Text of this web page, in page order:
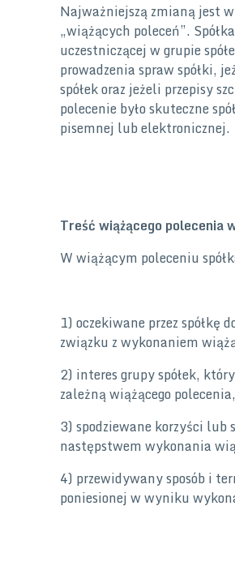
Najważniejszą zmianą jest
„wiążących poleceń”.
uczestniczącej w grupie
prowadzenia spraw spółki,
spółek oraz jeżeli przepisy
polecenie było skuteczne
pisemnej lub elektronicznej.
Treść wiążącego polecenia
W wiążącym poleceniu
1) oczekiwane przez spółkę
związku z wykonaniem
2) interes grupy spółek,
zależną wiążącego polecenia,
3) spodziewane korzyści lub
następstwem wykonania
4) przewidywany sposób i
poniesionej w wyniku